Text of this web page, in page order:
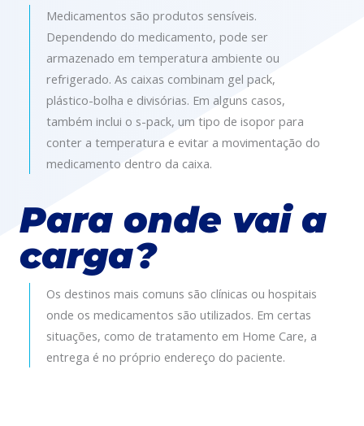
Medicamentos são produtos sensíveis.
Dependendo do medicamento, pode ser
armazenado em temperatura ambiente ou
refrigerado. As caixas combinam gel pack,
plástico-bolha e divisórias. Em alguns casos,
também inclui o s-pack, um tipo de isopor para
conter a temperatura e evitar a movimentação do
medicamento dentro da caixa.
Para onde vai a
carga?
Os destinos mais comuns são clínicas ou hospitais
onde os medicamentos são utilizados. Em certas
situações, como de tratamento em Home Care, a
entrega é no próprio endereço do paciente.